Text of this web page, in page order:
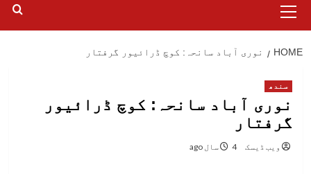
Menu
HOME نوری آباد سانحہ: کوچ ڈرائیور گرفتار
سندھ
نوری آباد سانحہ: کوچ ڈرائیور
گرفتار
ویب ڈیسک 4 سال ago